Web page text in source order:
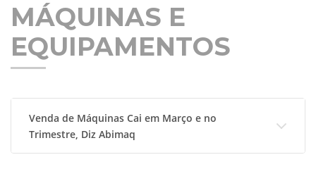
MÁQUINAS E
EQUIPAMENTOS
Venda de Máquinas Cai em Março e no
Trimestre, Diz Abimaq